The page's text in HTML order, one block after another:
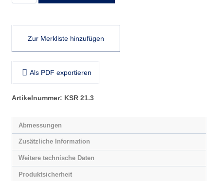
Zur Merkliste hinzufügen
Als PDF exportieren
Artikelnummer: KSR 21.3
Abmessungen
Zusätzliche Information
Weitere technische Daten
Produktsicherheit